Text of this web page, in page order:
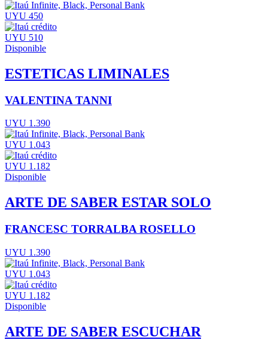
UYU 450
UYU 510
Disponible
ESTETICAS LIMINALES
VALENTINA TANNI
UYU 1.390
UYU 1.043
UYU 1.182
Disponible
ARTE DE SABER ESTAR SOLO
FRANCESC TORRALBA ROSELLO
UYU 1.390
UYU 1.043
UYU 1.182
Disponible
ARTE DE SABER ESCUCHAR